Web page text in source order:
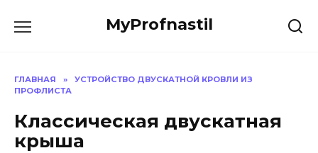
MyProfnastil
ГЛАВНАЯ »
УСТРОЙСТВО ДВУСКАТНОЙ КРОВЛИ ИЗ
ПРОФЛИСТА
Классическая двускатная
крыша